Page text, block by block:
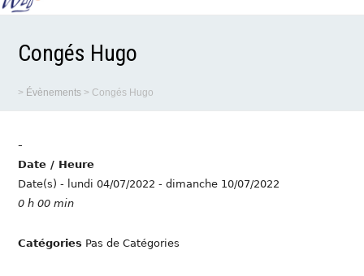
Congés Hugo
> Évènements > Congés Hugo
-
Date / Heure
Date(s) - lundi 04/07/2022 - dimanche 10/07/2022
0 h 00 min
Catégories Pas de Catégories